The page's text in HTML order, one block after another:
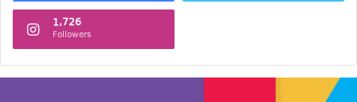
1,726
Followers